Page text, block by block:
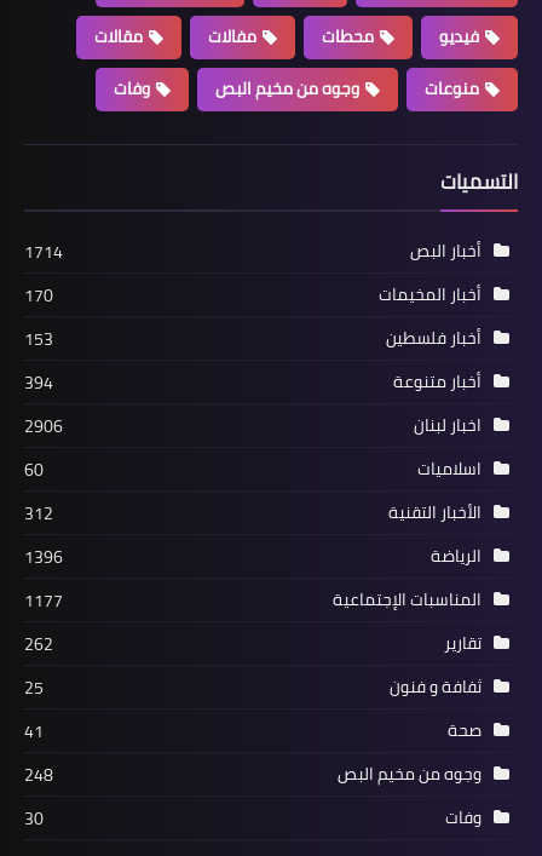
المكتب الحركي للشباب والرياضة في
صيدا ونادي الشباب الفلسطيني العربي
ينظّمان دورة إعلان استقلال دولة فلسطين
أخبار متنوعة
*قرار للأمن العام عن وثائق السفر الخاصة
باللاجئين الفلسطينيين في لبنان*
فيديو
محطات مفالات
مقالات
منوعات
وجوه من مخيم البص وفات
التسميات
أخبار البص
1714
أخبار المخيمات
170
أخبار فلسطين
153
أخبار متنوعة
394
اخبار لبنان
2906
اسلاميات
60
الأخبار التقنية
312
الرياضة
1396
المناسبات الإجتماعية
1177
تقارير
262
ثفافة و فنون
25
صحة
41
وجوه من مخيم البص
248
وفات
30